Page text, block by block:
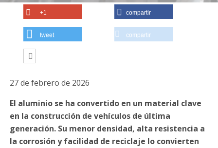
+1 compartir
tweet compartir
27 de febrero de 2026
El aluminio se ha convertido en un material clave
en la construcción de vehículos de última
generación. Su menor densidad, alta resistencia a
la corrosión y facilidad de reciclaje lo convierten